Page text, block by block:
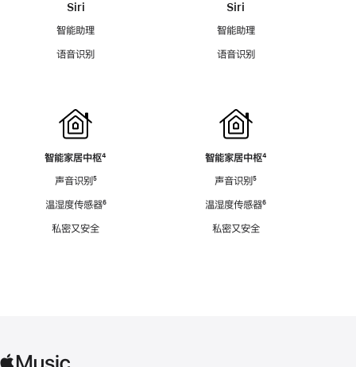
Siri
智能助理
语音识别
智能家居中枢脚
⁴
声音识别脚
⁵
温湿度传感器脚
⁶
私密又安全
Siri
智能助理
语音识别
智能家居中枢脚
⁴
声音识别脚
⁵
温湿度传感器脚
⁶
私密又安全